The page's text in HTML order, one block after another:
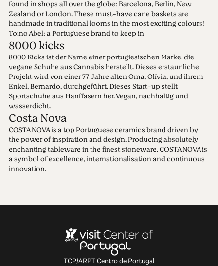
found in shops all over the globe: Barcelona, Berlin, New
Zealand or London. These must-have cane baskets are
handmade in traditional looms in the most exciting colours!
Toino Abel: a Portuguese brand to keep in
8000 kicks
8000 Kicks ist der Name einer portugiesischen Marke, die
vegane Schuhe aus Cannabis herstellt. Dieses erstaunliche
Projekt wird von einer 77 Jahre alten Oma, Olívia, und ihrem
Enkel, Bernardo, durchgeführt. Dieses Start-up stellt
Sportschuhe aus Hanffasern her. Vegan, nachhaltig und
wasserdicht.
Costa Nova
COSTA NOVA is a top Portuguese ceramics brand driven by
the power of inspiration and design. Producing absolutely
enchanting tableware in the finest stoneware, COSTA NOVA is
a symbol of excellence, internationalisation and continuous
innovation.
TCP/ARPT Centro de Portugal